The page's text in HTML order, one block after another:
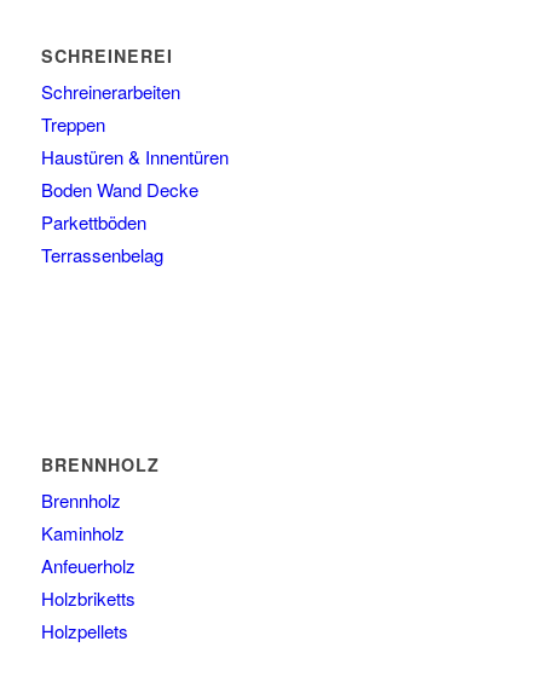
SCHREINEREI
Schreinerarbeiten
Treppen
Haustüren & Innentüren
Boden Wand Decke
Parkettböden
Terrassenbelag
BRENNHOLZ
Brennholz
Kaminholz
Anfeuerholz
Holzbriketts
Holzpellets